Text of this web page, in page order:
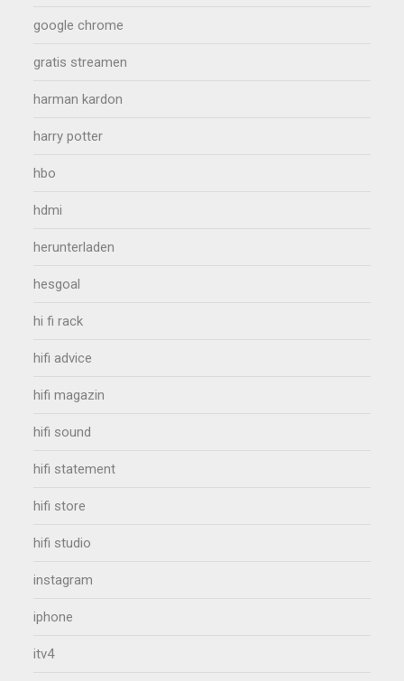
google chrome
gratis streamen
harman kardon
harry potter
hbo
hdmi
herunterladen
hesgoal
hi fi rack
hifi advice
hifi magazin
hifi sound
hifi statement
hifi store
hifi studio
instagram
iphone
itv4